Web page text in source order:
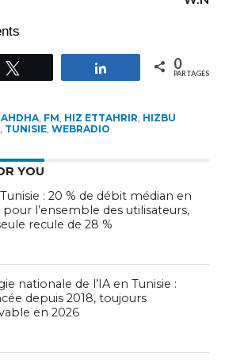
Partagez 0
PARTAGES
, FM, HIZ ETTAHRIR, HIZBU
, TUNISIE, WEBRADIO
YOU
: 20 % de débit médian en
l’ensemble des utilisateurs,
recule de 28 %
nationale de l’IA en Tunisie :
depuis 2018, toujours
en 2026